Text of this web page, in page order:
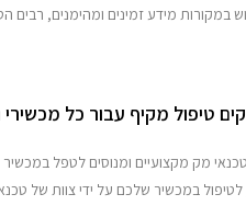
במקורות מידע זמינים ומהימנים, רבים
טיפול מקיף עבור כל
מק מקצועיים ומנוסים לטפל
במכשיר שלכם על ידי צוות של